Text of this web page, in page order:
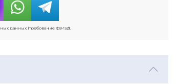
данных (требование ФЗ-152).